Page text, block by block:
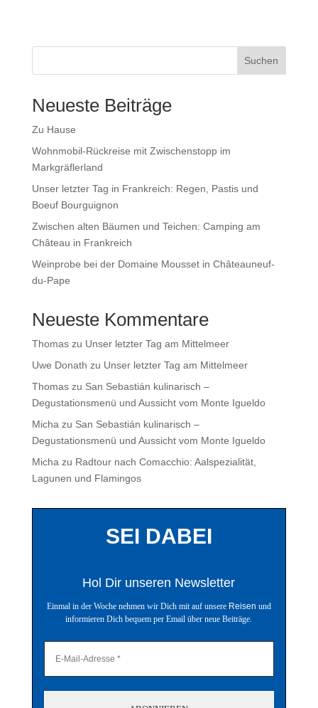
Suchen
Neueste Beiträge
Zu Hause
Wohnmobil-Rückreise mit Zwischenstopp im
Markgräflerland
Unser letzter Tag in Frankreich: Regen, Pastis und
Boeuf Bourguignon
Zwischen alten Bäumen und Teichen: Camping am
Château in Frankreich
Weinprobe bei der Domaine Mousset in Châteauneuf-
du-Pape
Neueste Kommentare
Thomaszu Unser letzter Tag am Mittelmeer
Uwe Donath zu Unser letzter Tag am Mittelmeer
Thomaszu San Sebastián kulinarisch –
Degustationsmenü und Aussicht vom Monte Igueldo
Micha zu San Sebastián kulinarisch –
Degustationsmenü und Aussicht vom Monte Igueldo
Micha zu Radtour nach Comacchio: Aalspezialität,
Lagunen und Flamingos
SEI DABEI
Hol Dir unseren Newsletter
Einmal in der Woche nehmen wir Dich mit auf unsere Reisen und
informieren Dich bequem per Email über neue Beiträge.